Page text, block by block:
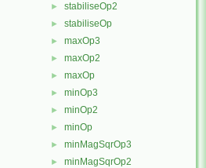
► stabiliseOp2
► stabiliseOp
► maxOp3
► maxOp2
► maxOp
► minOp3
► minOp2
► minOp
► minMagSqrOp3
► minMagSqrOp2